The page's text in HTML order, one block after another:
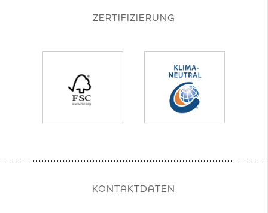
ZERTIFIZIERUNG
KONTAKTDATEN